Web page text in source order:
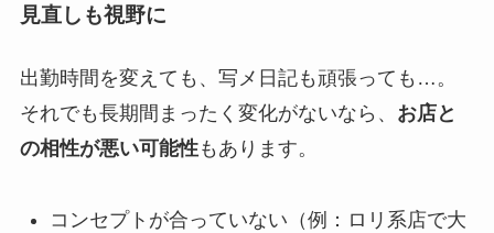
見直しも視野に
出勤時間を変えても、写メ日記も頑張っても…。
それでも長期間まったく変化がないなら、 お店と
の相性が悪い可能性もあります。
コンセプトが合っていない（例：ロリ系店で大